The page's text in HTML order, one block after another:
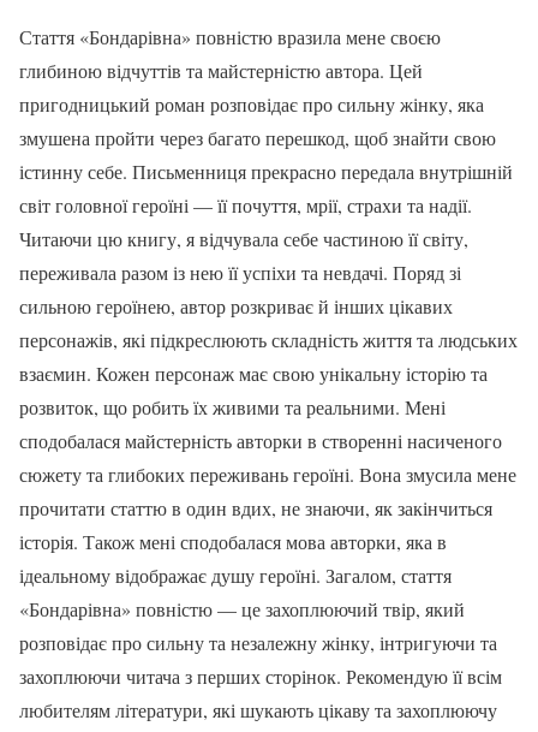
Стаття «Бондарівна» повністю вразила мене своєю
глибиною відчуттів та майстерністю автора. Цей
пригодницький роман розповідає про сильну жінку, яка
змушена пройти через багато перешкод, щоб знайти свою
істинну себе. Письменниця прекрасно передала внутрішній
світ головної героїні — її почуття, мрії, страхи та надії.
Читаючи цю книгу, я відчувала себе частиною її світу,
переживала разом із нею її успіхи та невдачі. Поряд зі
сильною героїнею, автор розкриває й інших цікавих
персонажів, які підкреслюють складність життя та людських
взаємин. Кожен персонаж має свою унікальну історію та
розвиток, що робить їх живими та реальними. Мені
сподобалася майстерність авторки в створенні насиченого
сюжету та глибоких переживань героїні. Вона змусила мене
прочитати статтю в один вдих, не знаючи, як закінчиться
історія. Також мені сподобалася мова авторки, яка в
ідеальному відображає душу героїні. Загалом, стаття
«Бондарівна» повністю — це захоплюючий твір, який
розповідає про сильну та незалежну жінку, інтригуючи та
захоплюючи читача з перших сторінок. Рекомендую її всім
любителям літератури, які шукають цікаву та захоплюючу